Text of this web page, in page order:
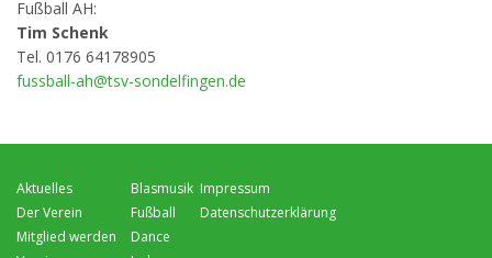
Fußball AH:
Tim Schenk
Tel. 0176 64178905
fussball-ah@tsv-sondelfingen.de
Navigation
überspringen
Aktuelles
Der Verein
Mitglied werden
Navigation
überspringen
Blasmusik
Fußball
Dance
Navigation
überspringen
Impressum
Datenschutzerklärung